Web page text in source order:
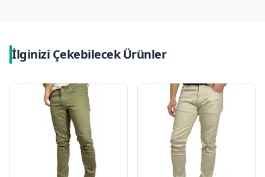
İlginizi Çekebilecek Ürünler